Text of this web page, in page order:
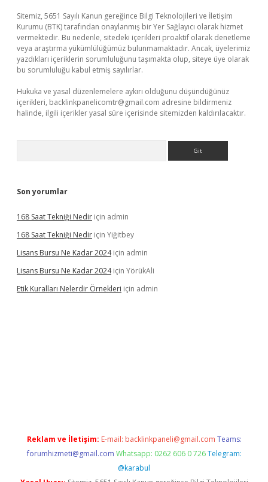
Sitemiz, 5651 Sayılı Kanun gereğince Bilgi Teknolojileri ve İletişim
Kurumu (BTK) tarafından onaylanmış bir Yer Sağlayıcı olarak hizmet
vermektedir. Bu nedenle, sitedeki içerikleri proaktif olarak denetleme
veya araştırma yükümlülüğümüz bulunmamaktadır. Ancak, üyelerimiz
yazdıkları içeriklerin sorumluluğunu taşımakta olup, siteye üye olarak
bu sorumluluğu kabul etmiş sayılırlar.
Hukuka ve yasal düzenlemelere aykırı olduğunu düşündüğünüz
içerikleri, backlinkpanelicomtr@gmail.com adresine bildirmeniz
halinde, ilgili içerikler yasal süre içerisinde sitemizden kaldırılacaktır.
Son yorumlar
168 Saat Tekniği Nedir için admin
168 Saat Tekniği Nedir için Yiğitbey
Lisans Bursu Ne Kadar 2024için admin
Lisans Bursu Ne Kadar 2024için YörükAli
Etik Kuralları Nelerdir Örnekleri için admin
Reklam ve İletişim: E-mail: backlinkpaneli@gmail.com Teams:
forumhizmeti@gmail.com Whatsapp: 0262 606 0 726 Telegram:
@karabul